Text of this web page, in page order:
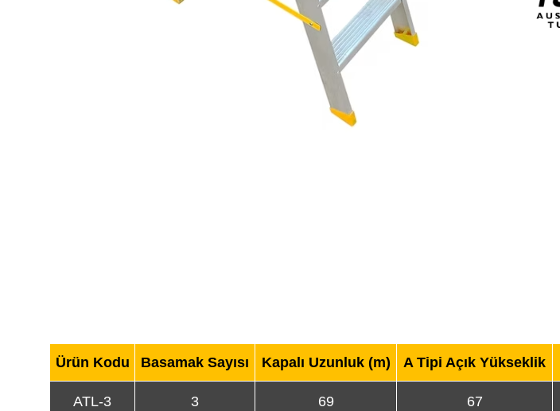
Ürün Kodu Basamak Sayısı Kapalı Uzunluk (m) A Tipi Açık Yükseklik
ATL-3 3 69 67